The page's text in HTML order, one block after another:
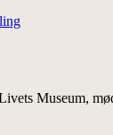
Museum,